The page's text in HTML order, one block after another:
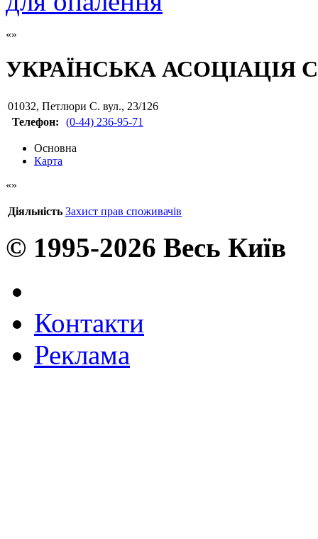
УКРАЇНСЬКА АСОЦІАЦІЯ
01032, Петлюри С. вул., 23/126
Телефон:
(0-44) 236-95-71
Основна
Карта
Діяльність Захист прав споживачів
© 1995-2026 Весь Київ
Контакти
Реклама